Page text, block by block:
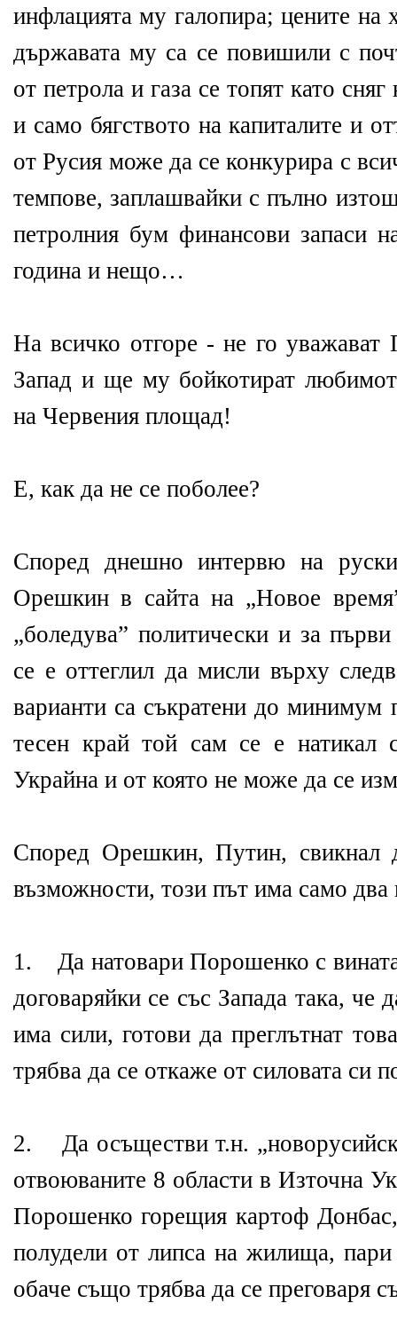
инфлацията му галопира; цените на
държавата му са се повишили с
от петрола и газа се топят като
и само бягството на капиталите и
от Русия може да се конкурира с
темпове, заплашвайки с пълно
петролния бум финансови запаси
година и нещо…
На всичко отгоре - не го уважават
Запад и ще му бойкотират
на Червения площад!
Е, как да не се поболее?
Според днешно интервю на
Орешкин в сайта на „Новое
„боледува” политически и за
се е оттеглил да мисли върху
варианти са съкратени до минимум
тесен край той сам се е натикал
Украйна и от която не може да се
Според Орешкин, Путин, свикнал
възможности, този път има само два
1. Да натовари Порошенко с вината
договаряйки се със Запада така, че
има сили, готови да преглътнат
трябва да се откаже от силовата си
2. Да осъществи т.н.
отвоюваните 8 области в Източна
Порошенко горещия картоф
полудели от липса на жилища,
обаче също трябва да се преговаря